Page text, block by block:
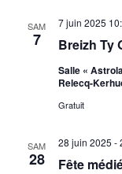
SAM
7 Breizh Ty
7 juin 2025
Salle «
Relecq-
Gratuit
SAM
28 Fête
28 juin 2025 -